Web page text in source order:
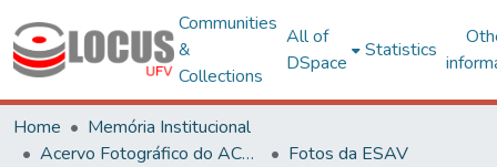
Communities
&
Collections
All of
DSpace
Statistics
Home
Memória Institucional
Acervo Fotográfico do ACH-UFV
Fotos da ESAV